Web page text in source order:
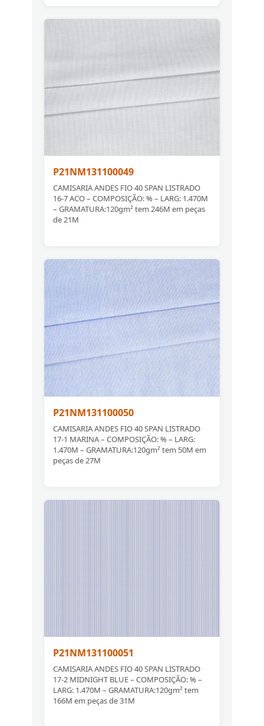
P21NM131100049
CAMISARIA ANDES FIO 40 SPAN LISTRADO
16-7 ACO – COMPOSIÇÃO: % – LARG: 1.470M
– GRAMATURA:120gm² tem 246M em peças
de 21M
P21NM131100050
CAMISARIA ANDES FIO 40 SPAN LISTRADO
17-1 MARINA – COMPOSIÇÃO: % – LARG:
1.470M – GRAMATURA:120gm² tem 50M em
peças de 27M
P21NM131100051
CAMISARIA ANDES FIO 40 SPAN LISTRADO
17-2 MIDNIGHT BLUE – COMPOSIÇÃO: % –
LARG: 1.470M – GRAMATURA:120gm² tem
166M em peças de 31M